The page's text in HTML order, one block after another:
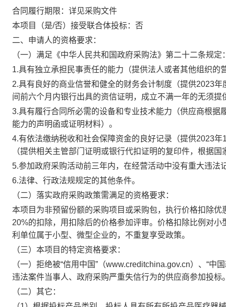
合同履行期限： 详见采购文件
本项目（是/否）接受联合体投标： 否
二、申请人的资格要求：
（一）满足《中华人民共和国政府采购法》第二十二条规定
1.具有独立承担民事责任的能力（提供法人或者其他组织
2.具有良好的商业信誉和健全的财务会计制度（提供2023
间前六个月内银行出具的资信证明，成立不满一年的无须提
3.具有履行合同所必需的设备和专业技术能力（供应商根
能力的声明函或证明材料）。
4.有依法缴纳税收和社会保障资金的良好记录（提供2023
（提供相关主管部门证明或银行代扣证明的复印件，根据
5.参加政府采购活动前三年内，在经营活动中没有重大违法
6.法律、行政法规规定的其他条件。
（二）落实政府采购政策需满足的资格要求：
本项目为非预留份额的采购项目或采购包，执行价格扣除
20%的扣除，用扣除后的价格参加评审。价格扣除比例对
利单位属于小型、微型企业的，不重复享受政策。
（三）本项目的特定资格要求：
（一） 拒绝被“信用中国”（www.creditchina.gov.cn）、“中
违法案件当事人、政府采购严重失信行为的供应商参加投标
（二） 其它：